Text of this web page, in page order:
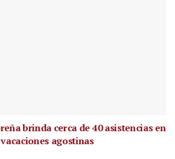
brinda cerca de 40 asistencias en
agostinas